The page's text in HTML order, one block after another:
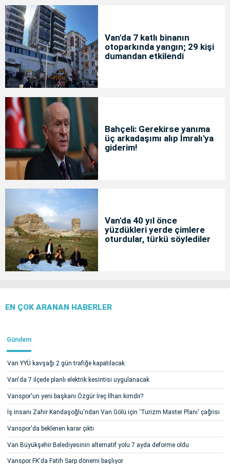
Van'da 7 katlı binanın
otoparkında yangın; 29 kişi
dumandan etkilendi
Bahçeli: Gerekirse yanıma
üç arkadaşımı alıp İmralı'ya
giderim!
Van'da 40 yıl önce
yüzdükleri yerde çimlere
oturdular, türkü söylediler
EN ÇOK ARANAN HABERLER
Gündem
Van YYÜ kavşağı 2 gün trafiğe kapatılacak
Van'da 7 ilçede planlı elektrik kesintisi uygulanacak
Vanspor'un yeni başkanı Özgür İreç İlhan kimdir?
İş insanı Zahir Kandaşoğlu'ndan Van Gölü için 'Turizm Master Planı' çağrısı
Vanspor'da beklenen karar çıktı
Van Büyükşehir Belediyesinin alternatif yolu 7 ayda deforme oldu
Vanspor FK'da Fatih Sarp dönemi başlıyor